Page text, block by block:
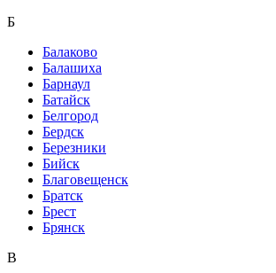
Б
Балаково
Балашиха
Барнаул
Батайск
Белгород
Бердск
Березники
Бийск
Благовещенск
Братск
Брест
Брянск
В